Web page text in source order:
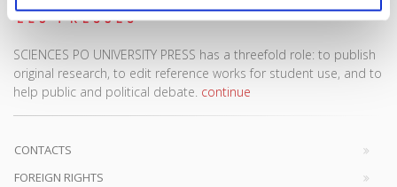
SCIENCES PO UNIVERSITY PRESS has a threefold role: to publish
original research, to edit reference works for student use, and to
help public and political debate. continue
CONTACTS
FOREIGN RIGHTS